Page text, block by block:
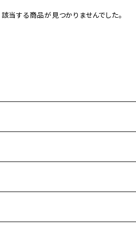
該当する商品が見つかりませんでした。